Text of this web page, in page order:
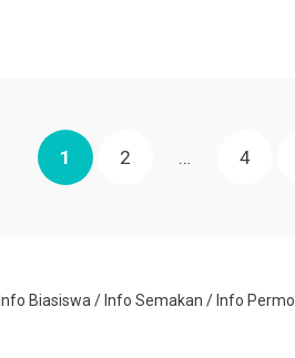
PAGE
1 PAGE
2 … PAGE
4
Info Biasiswa / Info Semakan / Info